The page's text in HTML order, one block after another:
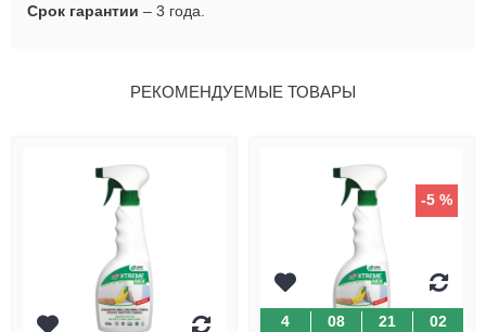
Срок гарантии – 3 года.
РЕКОМЕНДУЕМЫЕ ТОВАРЫ
-5 %
4 08 21 02